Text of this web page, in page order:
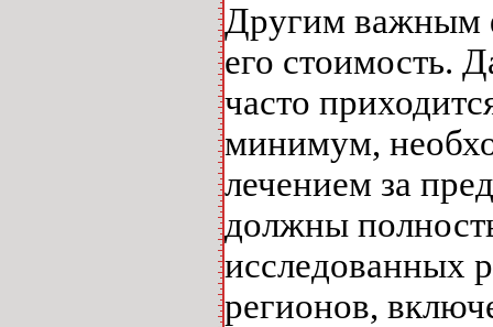
Другим важным
его стоимость.
часто
минимум,
лечением за
должны
исследованных
регионов,